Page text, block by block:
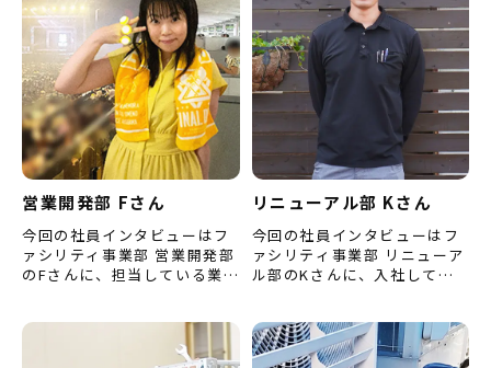
営業開発部 Fさん
今回の社員インタビューはフ
ァシリティ事業部 営業開発部
のFさんに、担当している業務
（※内容は取材当時のもの…
リニューアル部 Kさん
今回の社員インタビューはフ
ァシリティ事業部 リニューア
ル部のKさんに、入社してか
などをお聞きしました。
（※…